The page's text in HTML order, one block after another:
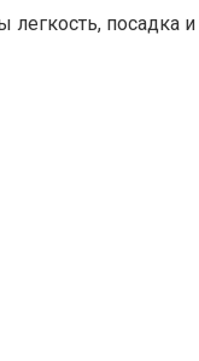
легкость,